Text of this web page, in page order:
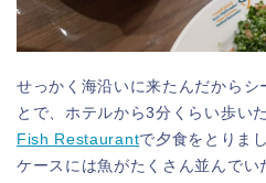
せっかく海沿いに来たんだからシ
とで、ホテルから3分くらい歩い
Fish Restaurantで夕食をとりまし
ケースには魚がたくさん並んで